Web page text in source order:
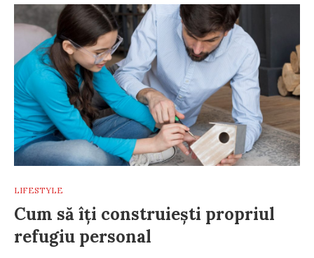
LIFESTYLE
Cum să îți construiești propriul
refugiu personal